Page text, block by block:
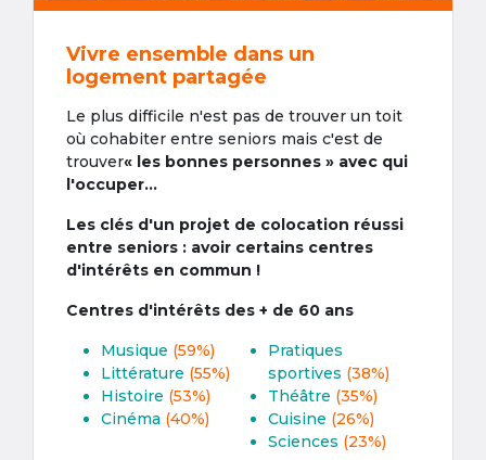
Vivre ensemble dans un
logement partagée
Le plus difficile n'est pas de trouver un toit
où cohabiter entre seniors mais c'est de
trouver« les bonnes personnes » avec qui
l'occuper...
Les clés d'un projet de colocation réussi
entre seniors : avoir certains centres
d'intérêts en commun !
Centres d'intérêts des + de 60 ans
Musique (59%)
Littérature (55%)
Histoire (53%)
Cinéma (40%)
Pratiques
sportives (38%)
Théâtre (35%)
Cuisine (26%)
Sciences (23%)